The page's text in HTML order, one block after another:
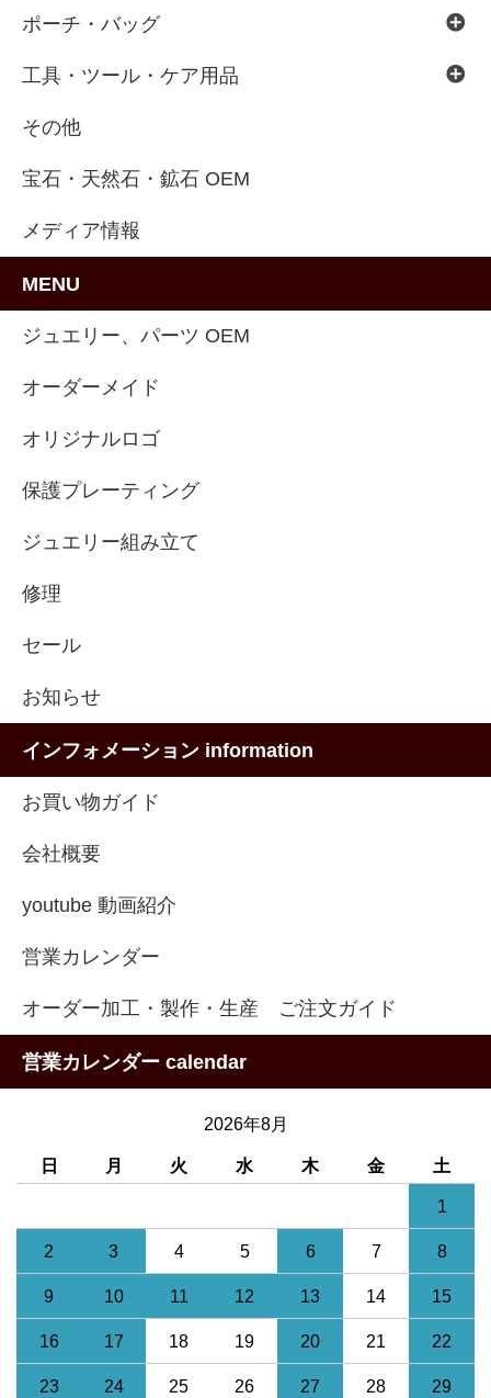
ポーチ・バッグ
工具・ツール・ケア用品
その他
宝石・天然石・鉱石 OEM
メディア情報
MENU
ジュエリー、パーツ OEM
オーダーメイド
オリジナルロゴ
保護プレーティング
ジュエリー組み立て
修理
セール
お知らせ
インフォメーション information
お買い物ガイド
会社概要
youtube 動画紹介
営業カレンダー
オーダー加工・製作・生産 ご注文ガイド
営業カレンダー calendar
2026年8月
日 月 火 水 木 金 土
1
2 3 4 5 6 7 8
9 10 11 12 13 14 15
16 17 18 19 20 21 22
23 24 25 26 27 28 29